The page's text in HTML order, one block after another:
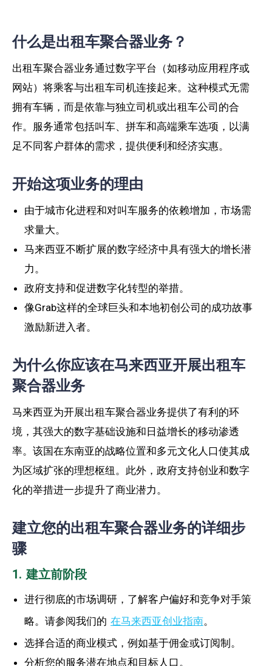
什么是出租车聚合器业务？
出租车聚合器业务通过数字平台（如移动应用程序或
网站）将乘客与出租车司机连接起来。这种模式无需
拥有车辆，而是依靠与独立司机或出租车公司的合
作。服务通常包括叫车、拼车和高端乘车选项，以满
足不同客户群体的需求，提供便利和经济实惠。
开始这项业务的理由
由于城市化进程和对叫车服务的依赖增加，市场需
求量大。
马来西亚不断扩展的数字经济中具有强大的增长潜
力。
政府支持和促进数字化转型的举措。
像Grab这样的全球巨头和本地初创公司的成功故事
激励新进入者。
为什么你应该在马来西亚开展出租车
聚合器业务
马来西亚为开展出租车聚合器业务提供了有利的环
境，其强大的数字基础设施和日益增长的移动渗透
率。该国在东南亚的战略位置和多元文化人口使其成
为区域扩张的理想枢纽。此外，政府支持创业和数字
化的举措进一步提升了商业潜力。
建立您的出租车聚合器业务的详细步
骤
1. 建立前阶段
进行彻底的市场调研，了解客户偏好和竞争对手策
略。请参阅我们的 在马来西亚创业指南。
选择合适的商业模式，例如基于佣金或订阅制。
分析您的服务潜在地点和目标人口。